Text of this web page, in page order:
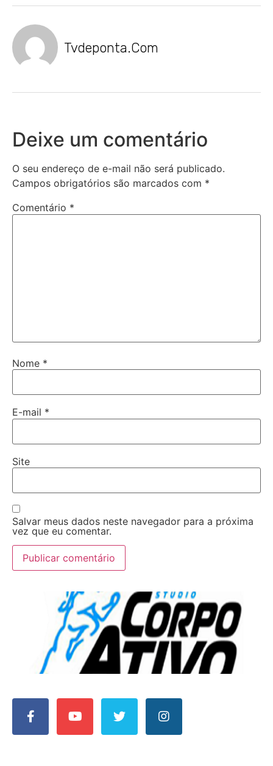
Tvdeponta.com
Deixe um comentário
O seu endereço de e-mail não será publicado.
Campos obrigatórios são marcados com *
Comentário *
Nome *
E-mail *
Site
Salvar meus dados neste navegador para a próxima
vez que eu comentar.